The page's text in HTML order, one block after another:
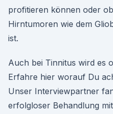
profitieren können oder
Hirntumoren wie dem
ist.
Auch bei Tinnitus wird es
Erfahre hier worauf Du
Unser Interviewpartner
erfolgloser Behandlung